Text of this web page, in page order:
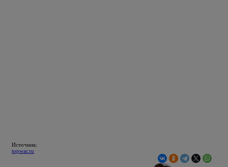
Источник:
topwar.ru